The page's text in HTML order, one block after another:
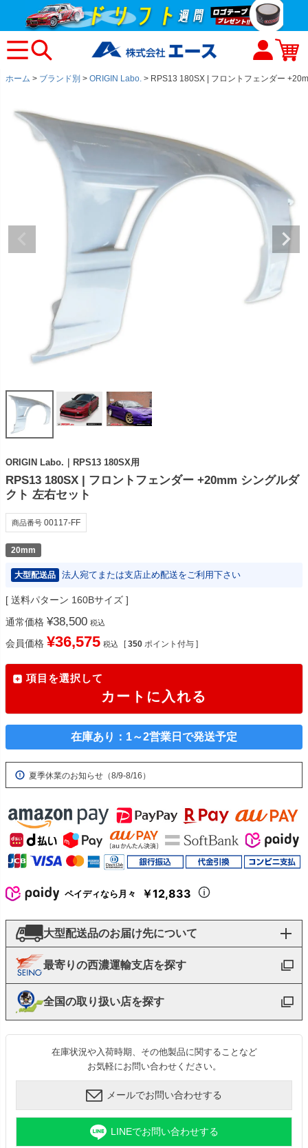
ホーム ブランド別 ORIGIN Labo. RPS13 180SX | フロントフェンダー
ORIGIN Labo.｜RPS13 180SX用
RPS13 180SX | フロントフェンダー +20mm シングルダ
クト 左右セット
商品番号 00117-FF
20mm
大型配送品 法人宛てまたは支店止め配送をご利用下さい
送料パターン 160Bサイズ
通常価格 ¥38,500 税込
会員価格 ¥36,575 税込 [ 350 ポイント付与 ]
項目を選択して
カートに入れる
在庫あり：1～2営業日で発送予定
夏季休業のお知らせ（8/9-8/16）
ペイディなら月々 ￥12,833
大型配送品のお届け先について
最寄りの西濃運輸支店を探す
全国の取り扱い店を探す
在庫状況や入荷時期、その他製品に関することなど
お気軽にお問い合わせください。
メールでお問い合わせする
LINEでお問い合わせする